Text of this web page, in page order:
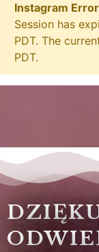
Instagram
Session has
PDT. The
PDT.